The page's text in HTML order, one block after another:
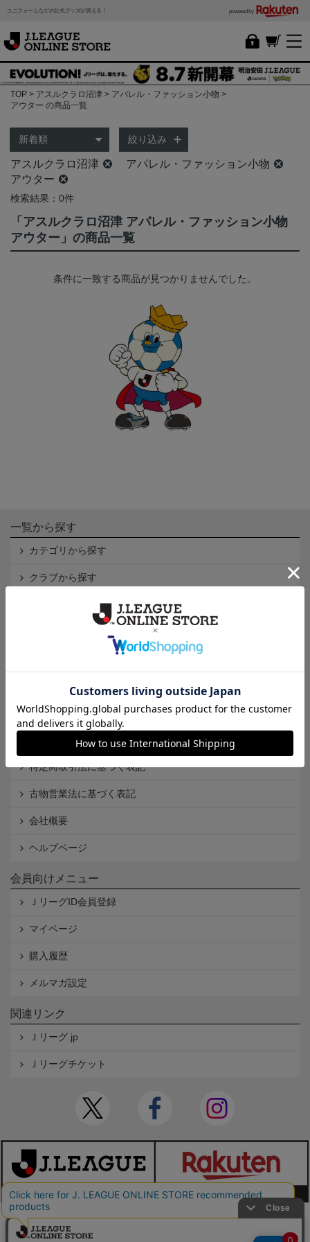
ユニフォームなどの公式グッズが買える！ powered by
TOP アスルクラロ沼津
アパレル・ファッション小物
アウター の商品一覧
絞り込み
アスルクラロ沼津
アパレル・ファッション小物
アウター
検索結果：0件
「アスルクラロ沼津 アパレル・ファッション小物
アウター」の商品一覧
条件に一致する商品が見つかりませんでした。
一覧から探す
カテゴリから探す
クラブから探す
Ｊ2
インフォメーション
Ｊリーグオンラインストアとは
個人情報保護方針
Cookieポリシー
特定商取引法に基づく表記
古物営業法に基づく表記
会社概要
ヘルプページ
会員向けメニュー
ＪリーグID会員登録
マイページ
購入履歴
メルマガ設定
関連リンク
Ｊリーグ.jp
Ｊリーグチケット
本サイトで使用している文章・画像等の無断での複製・転載を禁止します。